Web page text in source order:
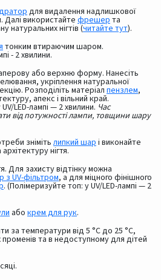
для видалення надлишкової
Далі використайте фрешерта
натуральних нігтів (читайте тут).
тонким втираючим шаром.
- 2 хвилини.
або верхню форму. Нанесіть
укріплення натуральної
Розподіліть матеріал пензлем,
апекс і вільний край.
LED-лампі — 2 хвилини. Час
від потужності лампи, товщини шару
зніміть липкий шарі виконайте
нігтя.
Для захисту відтінку можна
з UV-фільтром, а для міцного фінішного
. (Полімеризуйте топ: у UV/LED-лампі — 2
або крем для рук.
за температури від 5 °C до 25 °C,
променів та в недоступному для дітей